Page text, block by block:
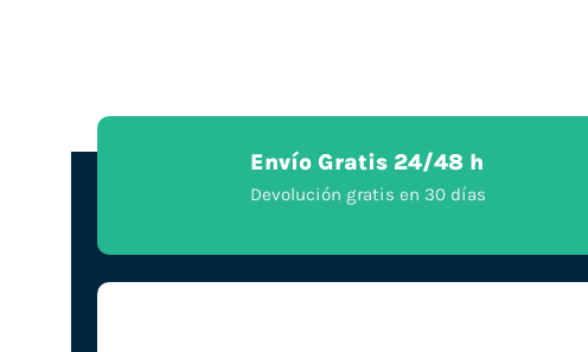
Envío Gratis 24/48 h
Devolución gratis en 30 días